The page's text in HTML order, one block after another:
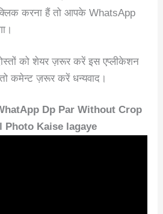
करना हैं तो आपके WhatsApp
को शेयर ज़रूर करें इस एप्लीकेशन
कमेन्ट ज़रूर करें धन्यवाद।
Dp Par Without Crop
Photo Kaise lagaye